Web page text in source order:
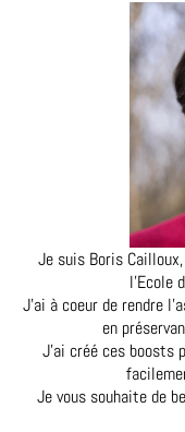
Je suis Boris
l'Ecole
J'ai à coeur de rendre
en
J'ai créé ces boosts
Je vous souhaite de